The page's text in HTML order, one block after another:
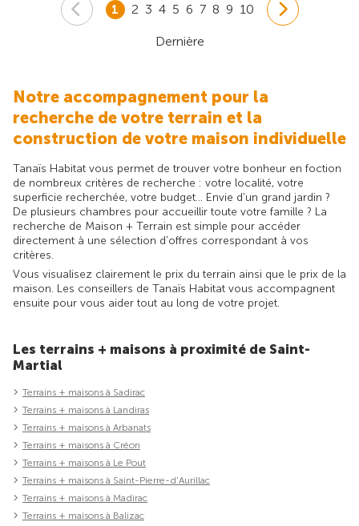
1 2 3 4 5 6 7 8 9 10
Dernière
Notre accompagnement pour la
recherche de votre terrain et la
construction de votre maison individuelle
Tanaïs Habitat vous permet de trouver votre bonheur en foction
de nombreux critères de recherche : votre localité, votre
superficie recherchée, votre budget... Envie d'un grand jardin ?
De plusieurs chambres pour accueillir toute votre famille ? La
recherche de Maison + Terrain est simple pour accéder
directement à une sélection d'offres correspondant à vos
critères.
Vous visualisez clairement le prix du terrain ainsi que le prix de la
maison. Les conseillers de Tanaïs Habitat vous accompagnent
ensuite pour vous aider tout au long de votre projet.
Les terrains + maisons à proximité de Saint-
Martial
Terrains + maisons à Sadirac
Terrains + maisons à Landiras
Terrains + maisons à Arbanats
Terrains + maisons à Créon
Terrains + maisons à Le Pout
Terrains + maisons à Saint-Pierre-d'Aurillac
Terrains + maisons à Madirac
Terrains + maisons à Balizac